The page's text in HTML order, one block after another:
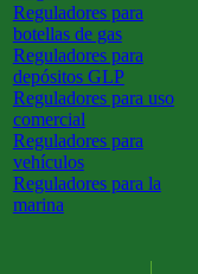
Reguladores para
botellas de gas
Reguladores para
depósitos GLP
Reguladores para uso
comercial
Reguladores para
vehículos
Reguladores para la
marina